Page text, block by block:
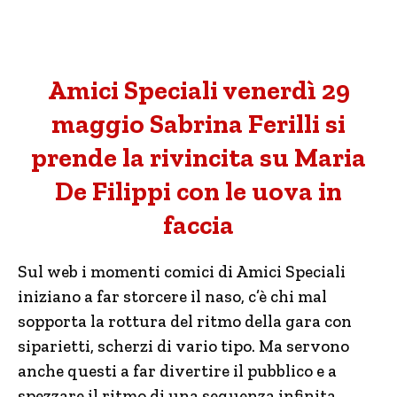
Amici Speciali venerdì 29
maggio Sabrina Ferilli si
prende la rivincita su Maria
De Filippi con le uova in
faccia
Sul web i momenti comici di Amici Speciali
iniziano a far storcere il naso, c’è chi mal
sopporta la rottura del ritmo della gara con
siparietti, scherzi di vario tipo. Ma servono
anche questi a far divertire il pubblico e a